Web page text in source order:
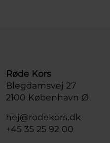
Røde Kors
Blegdamsvej 27
2100 København Ø
hej@rodekors.dk
+45 35 25 92 00